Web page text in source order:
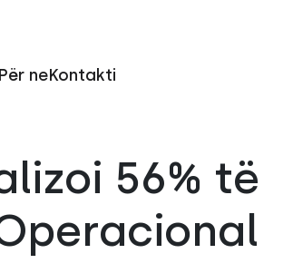
Për neKontakti
56% të